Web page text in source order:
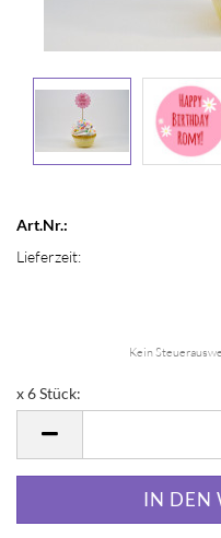
Art.Nr.:
Lieferzeit:
Kein
x 6 Stück:
Stück